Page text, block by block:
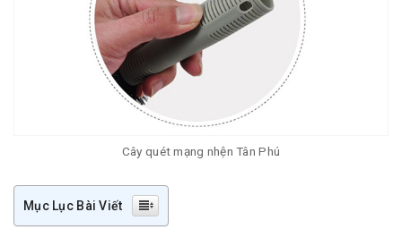
Cây quét mạng nhện Tân Phú
Mục Lục Bài Viết